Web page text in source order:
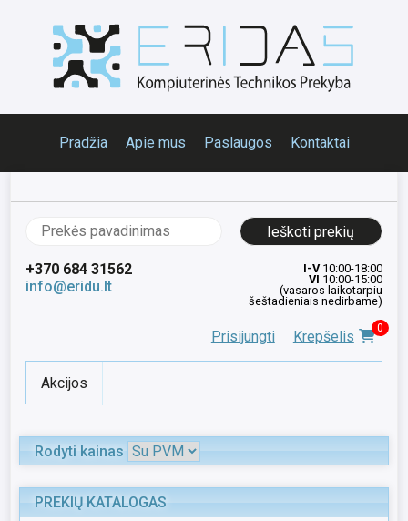
Pradžia Apie mus Paslaugos Kontaktai
Ieškoti:
+370 684 31562
info@eridu.lt
I-V10:00-18:00
VI 10:00-15:00
(vasaros laikotarpiu
šeštadieniais nedirbame)
Prisijungti Krepšelis 0
Akcijos
Rodyti kainas
PREKIŲ KATALOGAS